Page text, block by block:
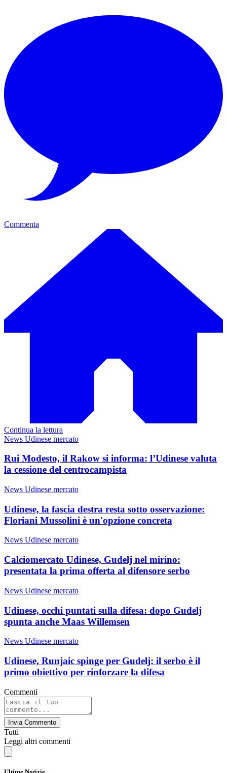
Commenta
Continua la lettura
News Udinese mercato
Rui Modesto, il Rakow si informa: l’Udinese valuta
la cessione del centrocampista
News Udinese mercato
Udinese, la fascia destra resta sotto osservazione:
Floriani Mussolini è un'opzione concreta
News Udinese mercato
Calciomercato Udinese, Gudelj nel mirino:
presentata la prima offerta al difensore serbo
News Udinese mercato
Udinese, occhi puntati sulla difesa: dopo Gudelj
spunta anche Maas Willemsen
News Udinese mercato
Udinese, Runjaic spinge per Gudelj: il serbo è il
primo obiettivo per rinforzare la difesa
Commenti
Invia Commento
Tutti
Leggi altri commenti